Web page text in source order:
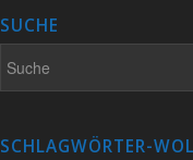
SUCHE
SCHLAGWÖRTER-